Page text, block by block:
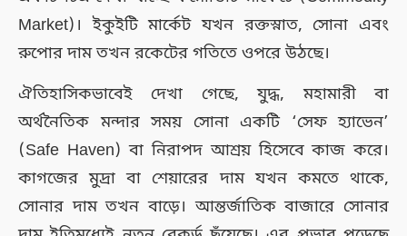
Market)। ইকুইটি মার্কেট যখন রক্তস্নাত, সোনা এবং
রুপোর দাম তখন রকেটের গতিতে ওপরে উঠছে।
ঐতিহাসিকভাবেই দেখা গেছে, যুদ্ধ, মহামারী বা
অর্থনৈতিক মন্দার সময় সোনা একটি ‘সেফ হ্যাভেন’
(Safe Haven) বা নিরাপদ আশ্রয় হিসেবে কাজ করে।
কাগজের মুদ্রা বা শেয়ারের দাম যখন কমতে থাকে,
সোনার দাম তখন বাড়ে। আন্তর্জাতিক বাজারে সোনার